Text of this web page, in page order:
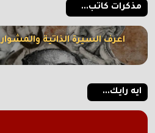
مذكرات كاتب...
اعرف السيرة الذاتية
ايه رايك...